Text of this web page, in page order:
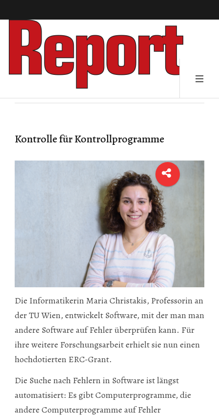
Kontrolle für Kontrollprogramme​
Die Informatikerin Maria Christakis, Professorin an
der TU Wien, entwickelt Software, mit der man man
andere Software auf Fehler überprüfen kann. Für
ihre weitere Forschungsarbeit erhielt sie nun einen
hochdotierten ERC-Grant.
Die Suche nach Fehlern in Software ist längst
automatisiert: Es gibt Computerprogramme, die
andere Computerprogramme auf Fehler